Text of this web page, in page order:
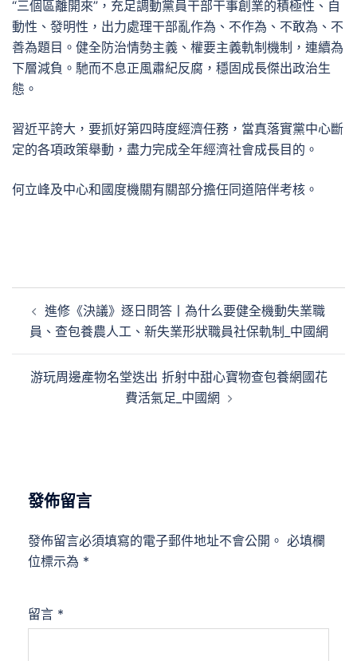
“三個區離開來”，充足調動黨員干部干事創業的積極性、自
動性、發明性，出力處理干部亂作為、不作為、不敢為、不
善為題目。健全防治情勢主義、權要主義軌制機制，連續為
下層減負。馳而不息正風肅紀反腐，穩固成長傑出政治生
態。
習近平誇大，要抓好第四時度經濟任務，當真落實黨中心斷
定的各項政策舉動，盡力完成全年經濟社會成長目的。
何立峰及中心和國度機關有關部分擔任同道陪伴考核。
進修《決議》逐日問答丨為什么要健全機動失業職
員、查包養農人工、新失業形狀職員社保軌制_中國網
游玩周邊產物名堂迭出 折射中甜心寶物查包養網國花
費活氣足_中國網
發佈留言
發佈留言必須填寫的電子郵件地址不會公開。 必填欄
位標示為 *
留言 *